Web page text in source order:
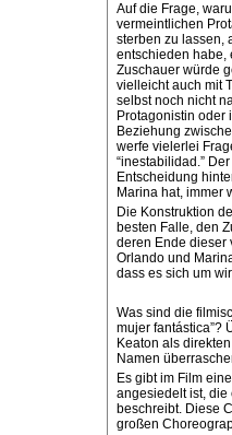
Auf die Frage,
vermeintlichen
sterben zu lassen,
entschieden habe,
Zuschauer würde
vielleicht auch mit
selbst noch nicht
Protagonistin oder
Beziehung
werfe vielerlei
“inestabilidad.”
Entscheidung
Marina hat, immer
Die Konstruktion
besten Falle, den
deren Ende dieser
Orlando und
dass es sich um
Was sind die
mujer fantástica”?
Keaton als
Namen
Es gibt im Film
angesiedelt ist, die
beschreibt. Diese
großen